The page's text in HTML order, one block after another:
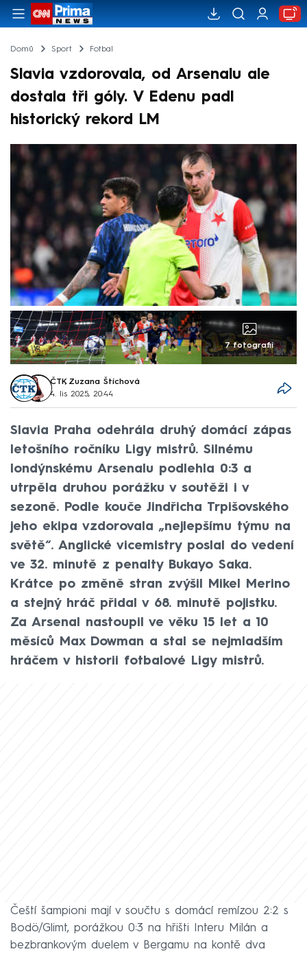
Domů Sport Fotbal
Slavia vzdorovala, od Arsenalu ale
dostala tři góly. V Edenu padl
historický rekord LM
7 fotografií
ČTK, Zuzana Štíchová
4. lis 2025, 20:44
Slavia Praha odehrála druhý domácí zápas
letošního ročníku Ligy mistrů. Silnému
londýnskému Arsenalu podlehla 0:3 a
utrpěla druhou porážku v soutěži i v
sezoně. Podle kouče Jindřicha Trpišovského
jeho ekipa vzdorovala „nejlepšímu týmu na
světě“. Anglické vicemistry poslal do vedení
ve 32. minutě z penalty Bukayo Saka.
Krátce po změně stran zvýšil Mikel Merino
a stejný hráč přidal v 68. minutě pojistku.
Za Arsenal nastoupil ve věku 15 let a 10
měsíců Max Dowman a stal se nejmladším
hráčem v historii fotbalové Ligy mistrů.
Čeští šampioni mají v součtu s domácí remízou 2:2 s
Bodö/Glimt, porážkou 0:3 na hřišti Interu Milán a
bezbrankovým duelem v Bergamu na kontě dva